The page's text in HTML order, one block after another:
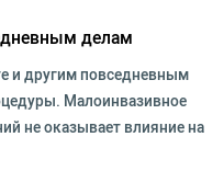
делам
и другим повседневным
Малоинвазивное
не оказывает влияние на